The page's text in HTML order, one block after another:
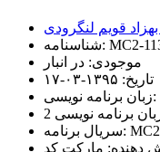
قویم لنگرودی
شناسنامه: MC2-
موجودی: در انبار
تاریخ: ۱۳۹۵-۰۳-۱۷
زبان برنامه نویسی:
سریال برنامه:
دهنده: مارکت کد